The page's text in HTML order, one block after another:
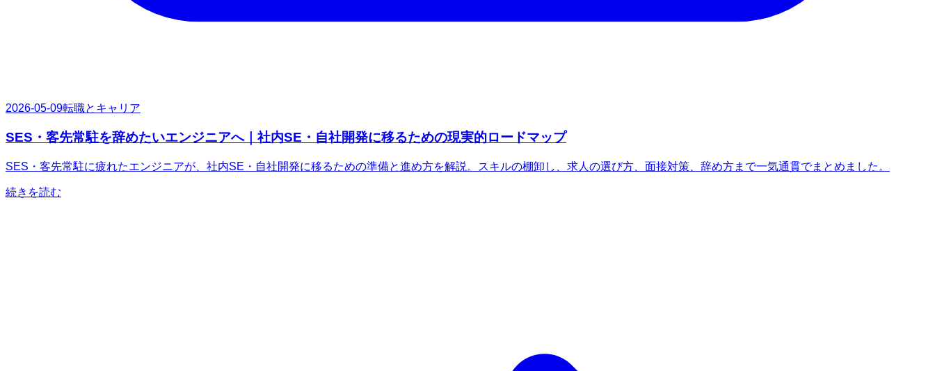
2026-05-09転職とキャリア
SES・客先常駐を辞めたいエンジニアへ｜社内SE・自社開発に移るための現実的ロードマップ
SES・客先常駐に疲れたエンジニアが、社内SE・自社開発に移るための準備と進め方を解説。スキルの棚卸し、求人の選び方、面接対策、辞め方まで一気通貫でまとめました。
続きを読む